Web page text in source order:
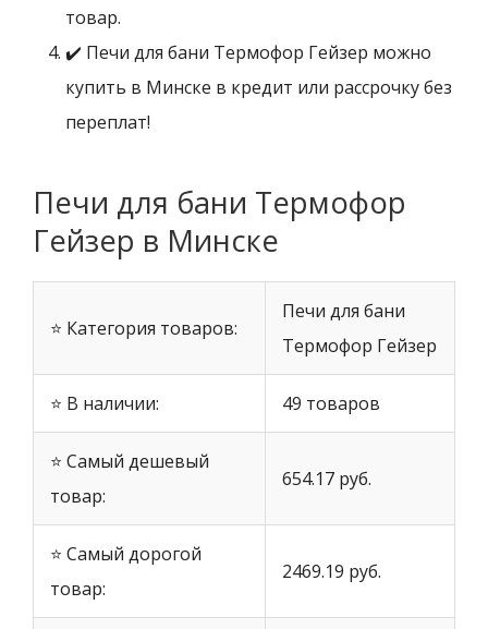
товар.
✔️ Печи для бани Термофор Гейзер можно
купить в Минске в кредит или рассрочку без
переплат!
Печи для бани Термофор
Гейзер в Минске
⭐ Категория товаров:
Печи для бани
Термофор Гейзер
⭐ В наличии: 49 товаров
⭐ Самый дешевый
товар:
654.17 руб.
⭐ Самый дорогой
товар:
2469.19 руб.